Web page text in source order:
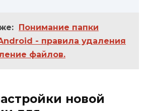
Понимание папки
- правила удаления
файлов.
новой